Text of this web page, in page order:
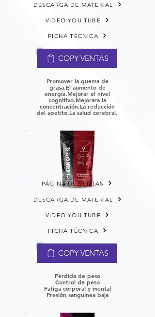
DESCARGA DE MATERIAL
VIDEO YOU TUBE
FICHA TÉCNICA
COPY VENTAS
Promover la quema de
grasa.El aumento de
energía.Mejorar el nivel
cognitivo.Mejorara la
concentración.La reducción
del apetito.La salud cerebral.
PÁGINA DE VENTAS
DESCARGA DE MATERIAL
VIDEO YOU TUBE
FICHA TÉCNICA
COPY VENTAS
Pérdida de peso
Control de peso
Fatiga corporal y mental
Presión sanguínea baja